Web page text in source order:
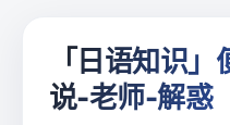
「日语知识
说-老师-解惑